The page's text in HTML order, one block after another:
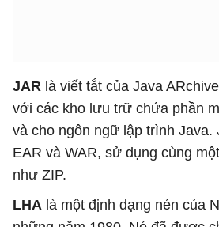
JAR là viết tắt của Java
với các kho lưu trữ chứa phần
và cho ngôn ngữ lập trình Java.
EAR và WAR, sử dụng cùng
như ZIP.
LHA là một định dạng nén của